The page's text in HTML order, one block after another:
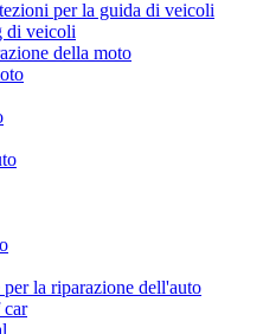
per la guida di veicoli
di veicoli
della moto
la riparazione dell'auto
car